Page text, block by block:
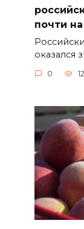
почти на
оказался
0